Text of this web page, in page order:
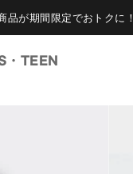
品が期間限定でおトクに！
・TEEN